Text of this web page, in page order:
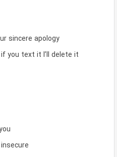
sincere apology
you text it I’ll delete it